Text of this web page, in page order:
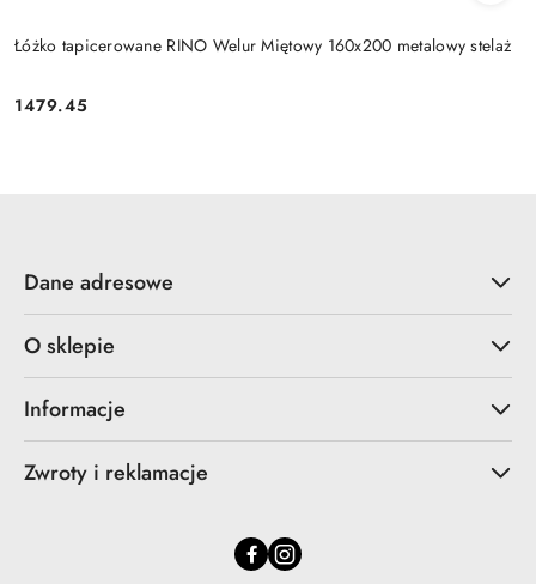
Łóżko tapicerowane RINO Welur Miętowy 160x200 metalowy stelaż
Cena:
1479.45
Dane adresowe
O sklepie
Informacje
Zwroty i reklamacje